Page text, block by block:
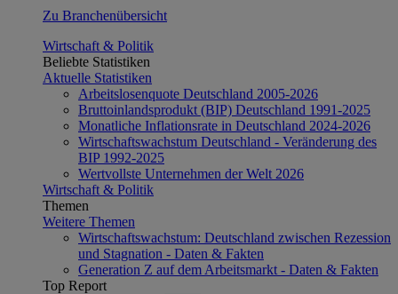
Zu Branchenübersicht
Wirtschaft & Politik
Beliebte Statistiken
Aktuelle Statistiken
Arbeitslosenquote Deutschland 2005-2026
Bruttoinlandsprodukt (BIP) Deutschland 1991-2025
Monatliche Inflationsrate in Deutschland 2024-2026
Wirtschaftswachstum Deutschland - Veränderung des
BIP 1992-2025
Wertvollste Unternehmen der Welt 2026
Wirtschaft & Politik
Themen
Weitere Themen
Wirtschaftswachstum: Deutschland zwischen Rezession
und Stagnation - Daten & Fakten
Generation Z auf dem Arbeitsmarkt - Daten & Fakten
Top Report